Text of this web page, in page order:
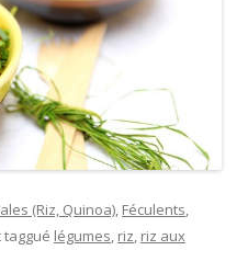
(Riz, Quinoa), Féculents,
taggué légumes, riz, riz aux